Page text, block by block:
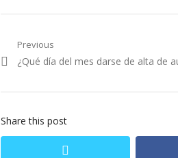
Navegación
de
entradas
Previous
Previous
¿Qué día del mes darse de alta de
Share this post